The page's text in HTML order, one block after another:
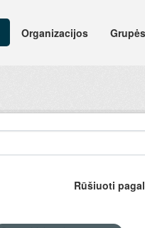
Organizacijos Grupės
Rūšiuoti pagal